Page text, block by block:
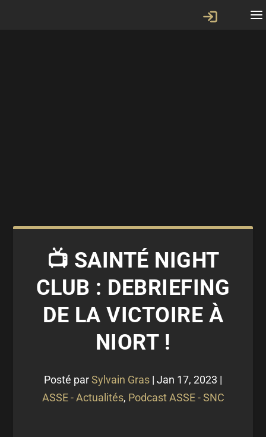
📺 SAINTÉ NIGHT
CLUB : DEBRIEFING
DE LA VICTOIRE À
NIORT !
Posté parSylvain Gras | Jan 17, 2023 |
ASSE - Actualités, Podcast ASSE - SNC